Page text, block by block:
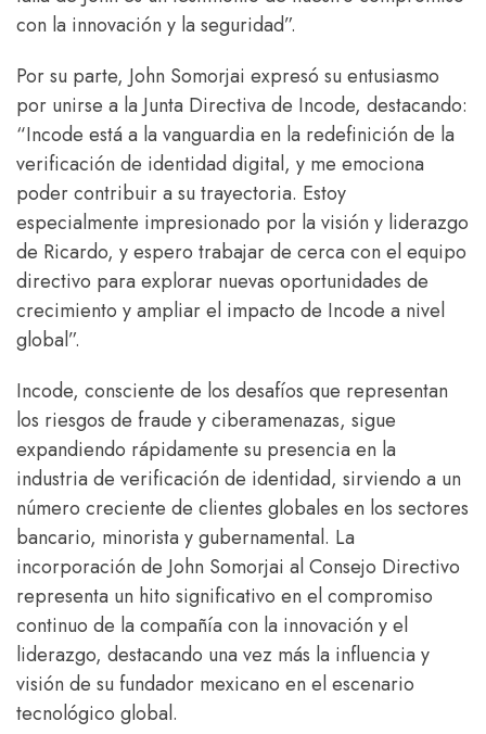
con la innovación y la seguridad”.
Por su parte, John Somorjai expresó su entusiasmo
por unirse a la Junta Directiva de Incode, destacando:
“Incode está a la vanguardia en la redefinición de la
verificación de identidad digital, y me emociona
poder contribuir a su trayectoria. Estoy
especialmente impresionado por la visión y liderazgo
de Ricardo, y espero trabajar de cerca con el equipo
directivo para explorar nuevas oportunidades de
crecimiento y ampliar el impacto de Incode a nivel
global”.
Incode, consciente de los desafíos que representan
los riesgos de fraude y ciberamenazas, sigue
expandiendo rápidamente su presencia en la
industria de verificación de identidad, sirviendo a un
número creciente de clientes globales en los sectores
bancario, minorista y gubernamental. La
incorporación de John Somorjai al Consejo Directivo
representa un hito significativo en el compromiso
continuo de la compañía con la innovación y el
liderazgo, destacando una vez más la influencia y
visión de su fundador mexicano en el escenario
tecnológico global.